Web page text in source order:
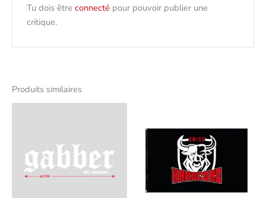
Tu dois êtreconnecté pour pouvoir publier une
critique.
Produits similaires